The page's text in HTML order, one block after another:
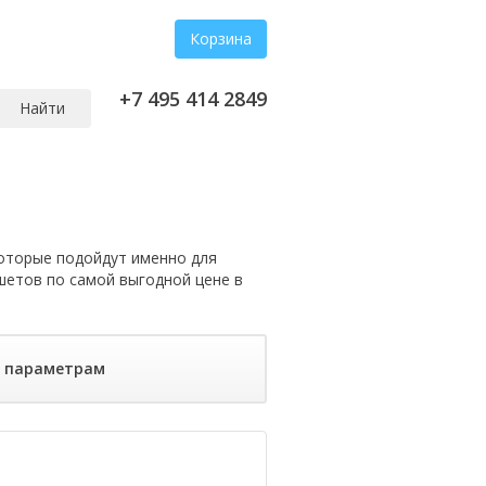
Корзина
Найти +7 495 414 2849
подойдут именно для
по самой выгодной цене в
параметрам